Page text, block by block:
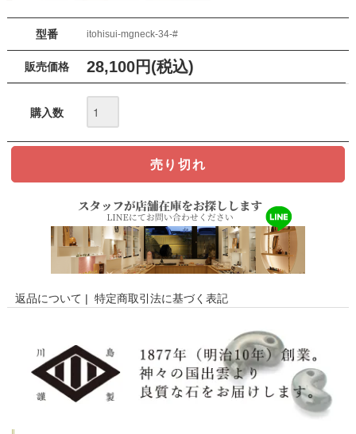
型番 itohisui-mgneck-34-#
販売価格 28,100円(税込)
購入数
返品について | 特定商取引法に基づく表記